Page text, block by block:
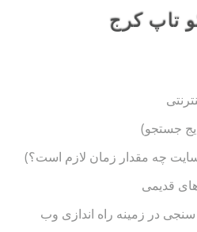
تاپ کرج
سنجی در زمینه راه اندازی وب